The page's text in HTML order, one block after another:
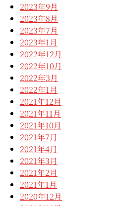
2023年9月
2023年8月
2023年7月
2023年1月
2022年12月
2022年10月
2022年3月
2022年1月
2021年12月
2021年11月
2021年10月
2021年7月
2021年4月
2021年3月
2021年2月
2021年1月
2020年12月